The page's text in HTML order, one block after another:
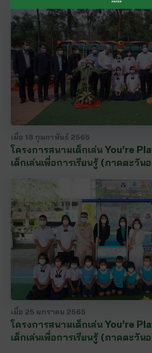
เมื่อ 18 กุมภาพันธ์ 2565
โครงการสนามเด็กเล่น You’re
เด็กเล่นเพื่อการเรียนรู้ (ภาคตะวัน
เมื่อ 25 มกราคม 2565
โครงการสนามเด็กเล่น You’re
เด็กเล่นเพื่อการเรียนรู้ (ภาคตะวัน